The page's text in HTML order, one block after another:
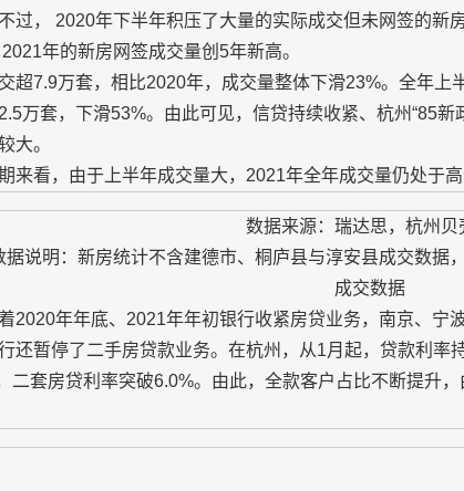
过， 2020年下半年积压了大量的实际成交但未网签的新
年的新房网签成交量创5年新高。
超7.9万套，相比2020年，成交量整体下滑23%。全年上
万套，下滑53%。由此可见，信贷持续收紧、杭州“85
大。
来看，由于上半年成交量大，2021年全年成交量仍处于
数据来源：瑞达思，杭州贝
据说明：新房统计不含建德市、桐庐县与淳安县成交数据
成交数据
2020年年底、2021年年初银行收紧房贷业务，南京、宁
还暂停了二手房贷款业务。在杭州，从1月起，贷款利率
二套房贷利率突破6.0%。由此，全款客户占比不断提升